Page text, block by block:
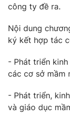
công ty đề ra.
Nội dung
ký kết hợp tác
- Phát triển
các cơ sở mầm
- Phát triển,
và giáo dục